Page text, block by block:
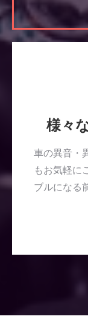
様々
車の異音・
もお気軽に
ブルになる